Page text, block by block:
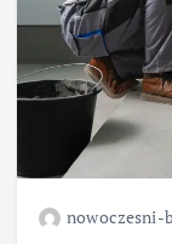
nowoczesni-